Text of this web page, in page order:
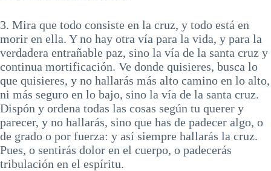
3. Mira que todo consiste en la cruz, y todo está en
morir en ella. Y no hay otra vía para la vida, y para la
verdadera entrañable paz, sino la vía de la santa cruz y
continua mortificación. Ve donde quisieres, busca lo
que quisieres, y no hallarás más alto camino en lo alto,
ni más seguro en lo bajo, sino la vía de la santa cruz.
Dispón y ordena todas las cosas según tu querer y
parecer, y no hallarás, sino que has de padecer algo, o
de grado o por fuerza: y así siempre hallarás la cruz.
Pues, o sentirás dolor en el cuerpo, o padecerás
tribulación en el espíritu.